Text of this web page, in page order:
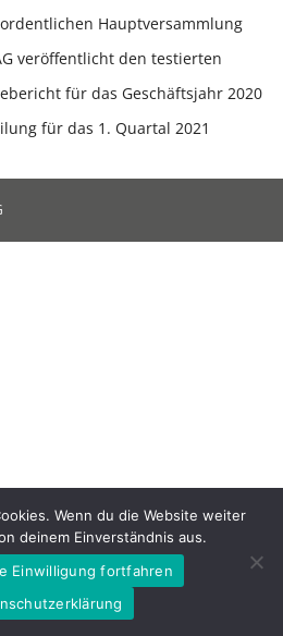
Hauptversammlung
veröffentlicht den testierten
für das Geschäftsjahr 2020
für das 1. Quartal 2021
Wenn du die Website weiter
deinem Einverständnis aus.
Einwilligung fortfahren